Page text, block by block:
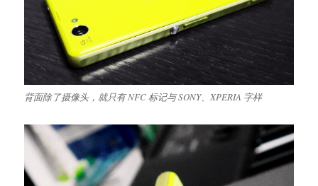
背面除了摄像头，就只有 NFC 标记与 SONY、XPERIA 字样